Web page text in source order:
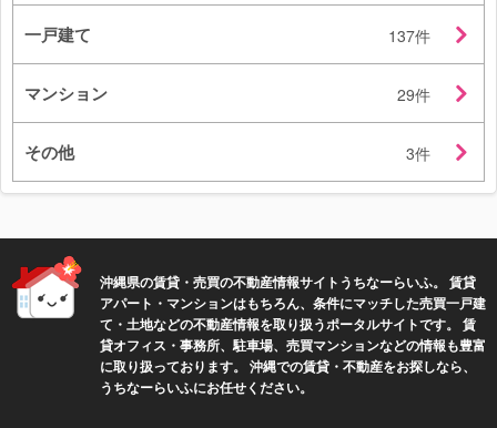
一戸建て 137件
マンション 29件
その他 3件
沖縄県の賃貸・売買の不動産情報サイトうちなーらいふ。 賃貸
アパート・マンションはもちろん、条件にマッチした売買一戸建
て・土地などの不動産情報を取り扱うポータルサイトです。 賃
貸オフィス・事務所、駐車場、売買マンションなどの情報も豊富
に取り扱っております。 沖縄での賃貸・不動産をお探しなら、
うちなーらいふにお任せください。